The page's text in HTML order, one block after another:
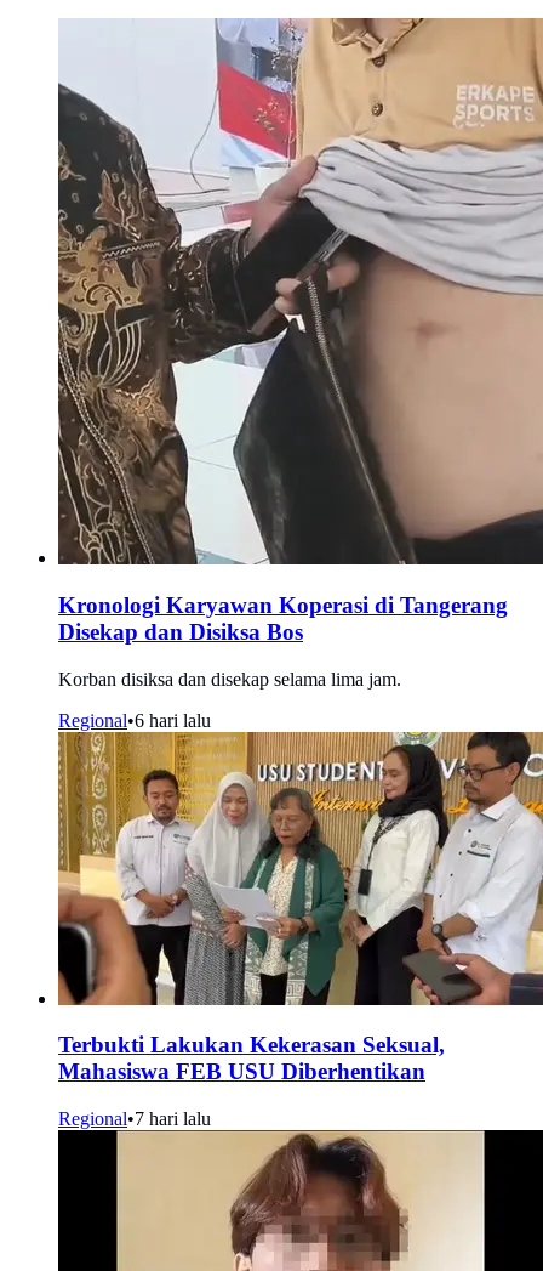
Kronologi Karyawan Koperasi di Tangerang
Disekap dan Disiksa Bos
Korban disiksa dan disekap selama lima jam.
Regional•6 hari lalu
Terbukti Lakukan Kekerasan Seksual,
Mahasiswa FEB USU Diberhentikan
Regional•7 hari lalu